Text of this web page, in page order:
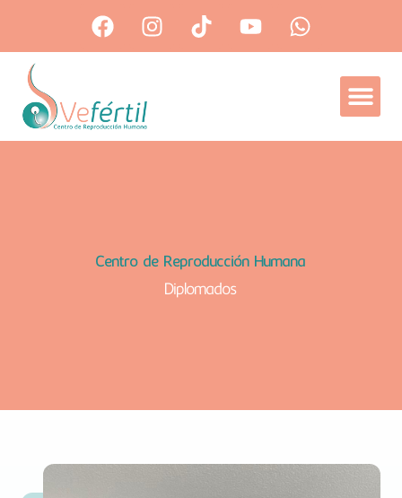
contenido
Facebook
Instagram
TiktokYoutube
Centro de Reproducción Humana
Diplomados